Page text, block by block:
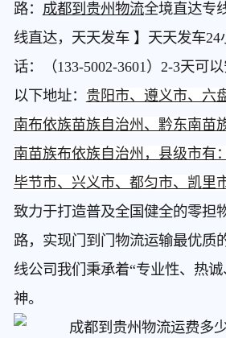
路： 成都到贵州物流全境直达专
线直达，天天发车 】天天发车24
话：（133-5002-3601）2-3天可
以下地址： 贵阳市、遵义市、六
南布依族苗族自治州、黔东南苗
南苗族布依族自治州，县级市有
毕节市、兴义市、都匀市、凯里
致力于打造普及全国健全的零担
路，实现门到门物流运输最优质
线公司我们秉承着“专业性、热
神。